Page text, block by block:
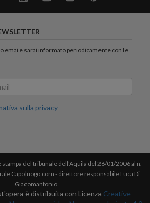
emai e sarai informato periodicamente con le
sulla privacy
stampa del tribunale dell'Aquila del 26/01/2006 al n.
Capoluogo.com - direttore responsabile Luca Di
Giacomantonio
è distribuita con Licenza Creative